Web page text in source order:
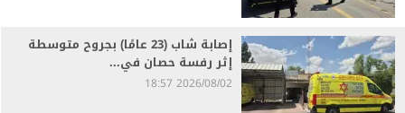
إصابة شاب (23 عامًا) بجروح متوسطة
إثر رفسة حصان في...
2026/08/02 18:57